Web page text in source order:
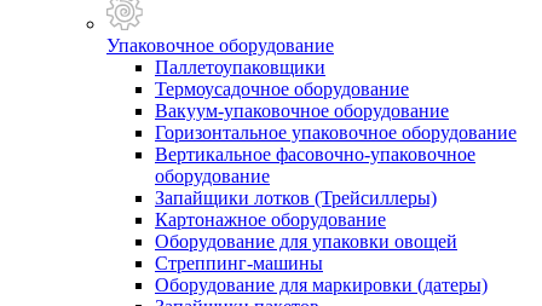
Упаковочное оборудование
Паллетоупаковщики
Термоусадочное оборудование
Вакуум-упаковочное оборудование
Горизонтальное упаковочное оборудование
Вертикальное фасовочно-упаковочное
оборудование
Запайщики лотков (Трейсиллеры)
Картонажное оборудование
Оборудование для упаковки овощей
Стреппинг-машины
Оборудование для маркировки (датеры)